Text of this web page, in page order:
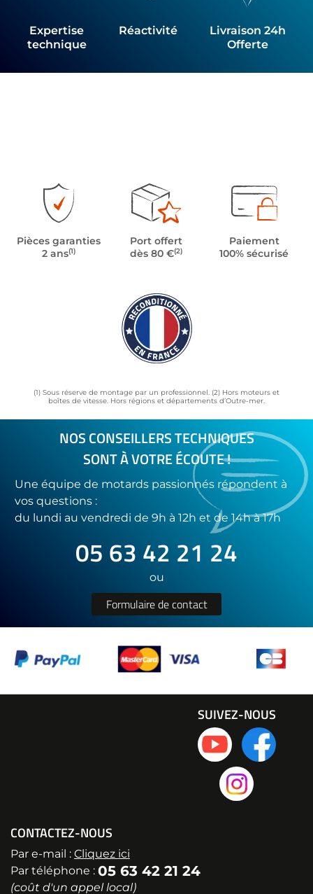
Expertise
technique
Réactivité
Livraison 24h
Offerte
Pièces garanties
2 ans(1)
Port offert
dès 80 €(2)
Paiement
100% sécurisé
(1) Sous réserve de montage par un professionnel. (2) Hors moteurs et
boîtes de vitesse. Hors régions et départements d’Outre-mer.
NOS CONSEILLERS TECHNIQUES
SONT À VOTRE ÉCOUTE !
Une équipe de motards passionnés répondent à
vos questions :
du lundi au vendredi de 9h à 12h et de 14h à 17h
05 63 42 21 24
ou
Formulaire de contact
CONTACTEZ-NOUS
Par e-mail : Cliquez ici
Par téléphone : 05 63 42 21 24
(coût d'un appel local)
SUIVEZ-NOUS